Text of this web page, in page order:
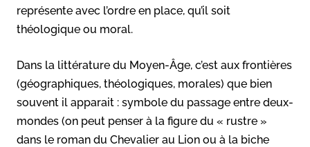
représente avec l’ordre en place, qu’il soit
théologique ou moral.
Dans la littérature du Moyen-Âge, c’est aux frontières
(géographiques, théologiques, morales) que bien
souvent il apparait : symbole du passage entre deux-
mondes (on peut penser à la figure du « rustre »
dans le roman du Chevalier au Lion ou à la biche